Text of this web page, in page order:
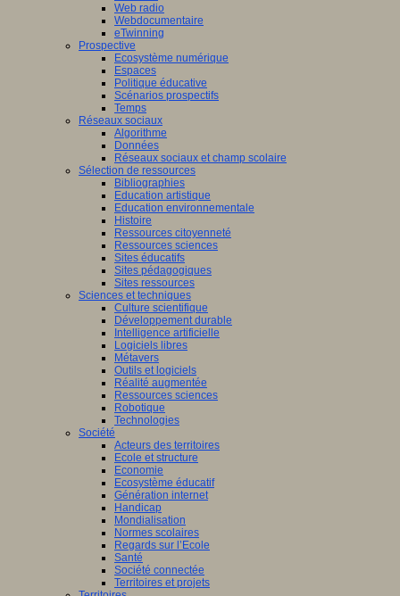
Web radio
Webdocumentaire
eTwinning
Prospective
Ecosystème numérique
Espaces
Politique éducative
Scénarios prospectifs
Temps
Réseaux sociaux
Algorithme
Données
Réseaux sociaux et champ scolaire
Sélection de ressources
Bibliographies
Education artistique
Education environnementale
Histoire
Ressources citoyenneté
Ressources sciences
Sites éducatifs
Sites pédagogiques
Sites ressources
Sciences et techniques
Culture scientifique
Développement durable
Intelligence artificielle
Logiciels libres
Métavers
Outils et logiciels
Réalité augmentée
Ressources sciences
Robotique
Technologies
Société
Acteurs des territoires
Ecole et structure
Economie
Ecosystème éducatif
Génération internet
Handicap
Mondialisation
Normes scolaires
Regards sur l’Ecole
Santé
Société connectée
Territoires et projets